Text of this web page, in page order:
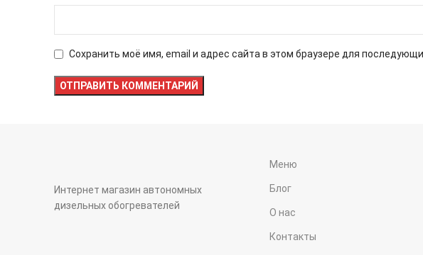
Сохранить моё имя, email и адрес сайта в этом браузере для
Интернет магазин автономных
дизельных обогревателей
Меню
Блог
О нас
Контакты